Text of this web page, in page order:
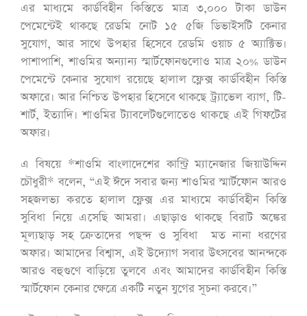
এর মাধ্যমে কার্ডবিহীন কিস্তিতে মাত্র ৩,০০০ টাকা ডাউন
পেমেন্টেই থাকছে রেডমি নোট ১৫ ৫জি ডিভাইসটি কেনার
সুযোগ, আর সাথে উপহার হিসেবে রেডমি ওয়াচ ৫ অ্যাক্টিভ।
পাশাপাশি, শাওমির অন্যান্য স্মার্টফোনগুলোও মাত্র ২০% ডাউন
পেমেন্টে কেনার সুযোগ রয়েছে হালাল ফ্লেক্স কার্ডবিহীন কিস্তি
অফারে। আর নিশ্চিত উপহার হিসেবে থাকছে ট্র্যাভেল ব্যাগ, টি-
শার্ট, ইত্যাদি। শাওমির ট্যাবলেটগুলোতেও থাকছে এই গিফটের
অফার।
এ বিষয়ে *শাওমি বাংলাদেশের কান্ট্রি ম্যানেজার জিয়াউদ্দিন
চৌধুরী* বলেন, “এই ঈদে সবার জন্য শাওমির স্মার্টফোন আরও
সহজলভ্য করতে হালাল ফ্লেক্স এর মাধ্যমে কার্ডবিহীন কিস্তি
সুবিধা নিয়ে এসেছি আমরা। এছাড়াও থাকছে বিরাট অঙ্কের
মূল্যছাড় সহ ক্রেতাদের পছন্দ ও সুবিধা মত নানা ধরণের
অফার। আমাদের বিশ্বাস, এই উদ্যোগ সবার উৎসবের আনন্দকে
আরও বহুগুণে বাড়িয়ে তুলবে এবং আমাদের কার্ডবিহীন কিস্তি
স্মার্টফোন কেনার ক্ষেত্রে একটি নতুন যুগের সূচনা করবে।”